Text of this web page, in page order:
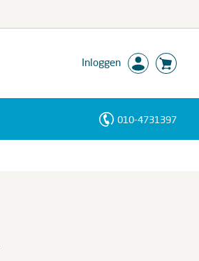
Inloggen
010-4731397